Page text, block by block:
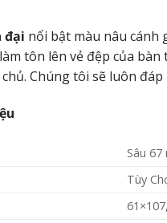
đại nổi bật màu nâu cánh
tôn lên vẻ đệp của
Chúng tôi sẽ luôn
Sâu
Tùy